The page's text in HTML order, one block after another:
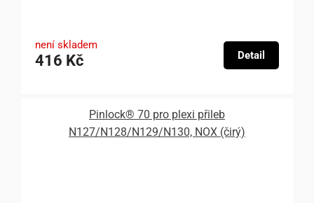
není skladem
416 Kč Detail
Pinlock® 70 pro plexi přileb
N127/N128/N129/N130, NOX (čirý)